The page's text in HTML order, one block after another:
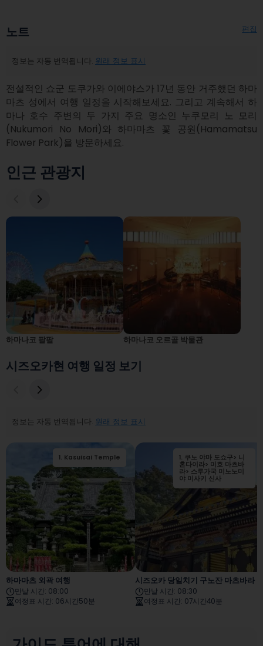
노트 편집
정보는 자동 번역됩니다. 원래 정보 표시
전설적인 쇼군 도쿠가와 이에야스가 17년 동안 거주했던 하마
마츠 성에서 여행 일정을 시작해보세요. 그리고 계속해서 하
마나 호수 주변의 두 가지 주요 명소인 누쿠모리 노 모리
(Nukumori No Mori)와 하마마츠 꽃 공원(Hamamatsu
Flower Park)을 방문하세요.
인근 관광지
하마나코 팔팔 하마나코 오르골 박물관
시즈오카현 여행 일정 보기
정보는 자동 번역됩니다. 원래 정보 표시
1. Kasuisai Temple 2 . 가케가와성
하마마츠 외곽 여행
만날 시간: 08:00
여정표 시간: 06시간50분
1. 쿠노 야마 도쇼구> 니
혼다이라> 미호 마츠바
라> 스루가국 미노노미
야 미사키 신사
만날 시간: 08:30
여정표 시간: 07시간40분